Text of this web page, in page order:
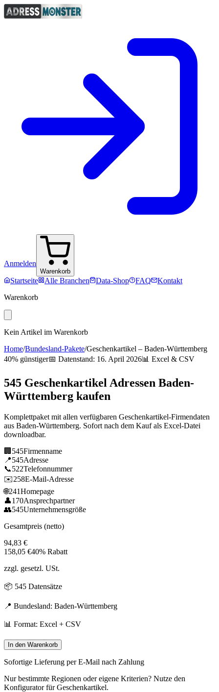
Anmelden
Warenkorb
Startseite Alle Branchen Data-Shop FAQ
Kontakt
Warenkorb
Kein Artikel im Warenkorb
Home/Bundesland-Pakete/Geschenkartikel – Baden-Württemberg
40% günstiger📅 Datenstand: 16. April 2026📊 Excel & CSV
545 Geschenkartikel Adressen Baden-
Württemberg kaufen
Komplettpaket mit allen verfügbaren Geschenkartikel-Firmendaten
aus Baden-Württemberg. Sofort nach dem Kauf als Excel-Datei
downloadbar.
🏢 545Firmenname
📍545Adresse
📞522Telefonnummer
✉️258E-Mail-Adresse
🌐241Homepage
👤170Ansprechpartner
👥545Unternehmensgröße
Gesamtpreis (netto)
94,83 €
158,05 €40% Rabatt
zzgl. gesetzl. USt.
📦 545 Datensätze
📍 Bundesland: Baden-Württemberg
📊 Format: Excel + CSV
In den Warenkorb
Sofortige Lieferung per E-Mail nach Zahlung
Nur bestimmte Regionen oder eigene Kriterien? Nutze den
Konfigurator fürGeschenkartikel.